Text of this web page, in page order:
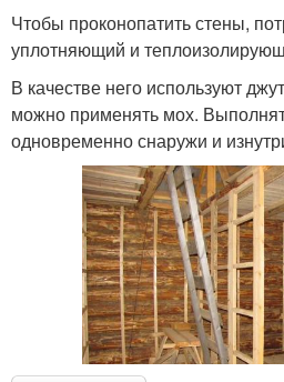
Чтобы проконопатить стены,
уплотняющий и
В качестве него используют
можно применять мох.
одновременно снаружи и